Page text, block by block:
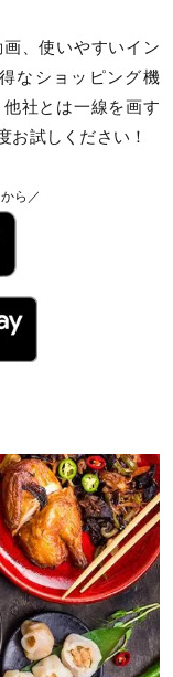
、使いやすいイン
なショッピング機
社とは一線を画す
お試しください！
ら／